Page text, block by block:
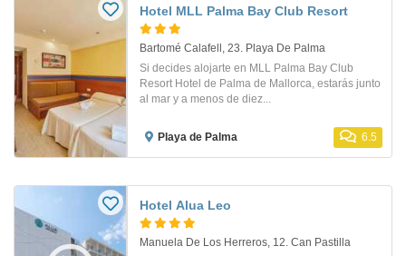
Hotel MLL Palma Bay Club Resort
Bartomé Calafell, 23. Playa De Palma
Si decides alojarte en MLL Palma Bay Club
Resort Hotel de Palma de Mallorca, estarás junto
al mar y a menos de diez...
Playa de Palma 6.5
Hotel Alua Leo
Manuela De Los Herreros, 12. Can Pastilla